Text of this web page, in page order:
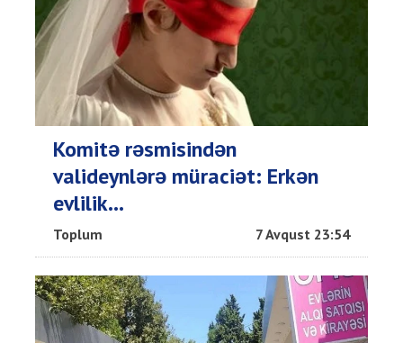
Komitə rəsmisindən
valideynlərə müraciət: Erkən
evlilik...
Toplum 7 Avqust 23:54